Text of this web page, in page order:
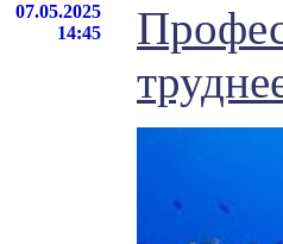
07.05.2025
14:45